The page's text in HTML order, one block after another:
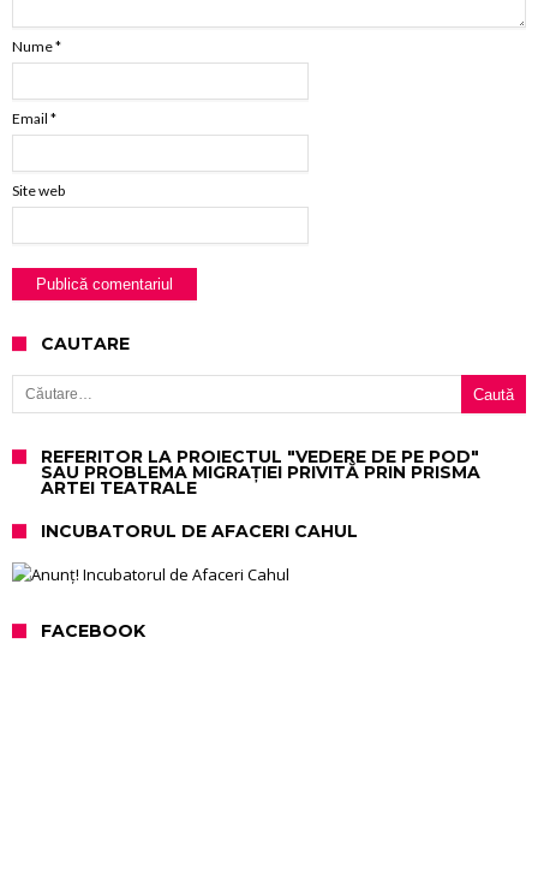
Nume*
Email *
Site web
CAUTARE
Caută după:
REFERITOR LA PROIECTUL "VEDERE DE PE POD"
SAU PROBLEMA MIGRAȚIEI PRIVITĂ PRIN PRISMA
ARTEI TEATRALE
INCUBATORUL DE AFACERI CAHUL
FACEBOOK